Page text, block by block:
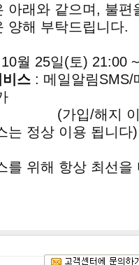
아래와 같으며, 불
양해 부탁드립니다.
월 25일(토) 21:00
스 : 메일알림SMS/
지 이외에
는 정상 이용 됩니다)
를 위해 항상 최선